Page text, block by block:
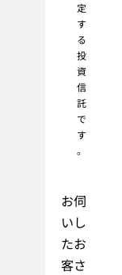
定
す
る
投
資
信
託
で
す
。
お伺
いし
たお
客さ